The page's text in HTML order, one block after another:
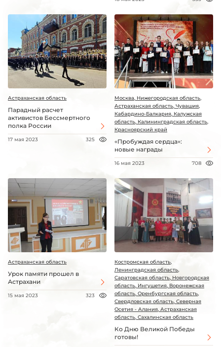
Астраханская область
Парадный расчет
активистов Бессмертного
полка России
17 мая 2023 325
Москва, Нижегородская область,
Астраханская область, Чувашия,
Кабардино-Балкария, Калужская
область, Калининградская область,
Красноярский край
«Пробуждая сердца»:
новые награды
16 мая 2023 708
Астраханская область
Урок памяти прошел в
Астрахани
15 мая 2023 323
Костромская область,
Ленинградская область,
Саратовская область, Новгородская
область, Ингушетия, Воронежская
область, Оренбургская область,
Свердловская область, Северная
Осетия - Алания, Астраханская
область, Сахалинская область
Ко Дню Великой Победы
готовы!